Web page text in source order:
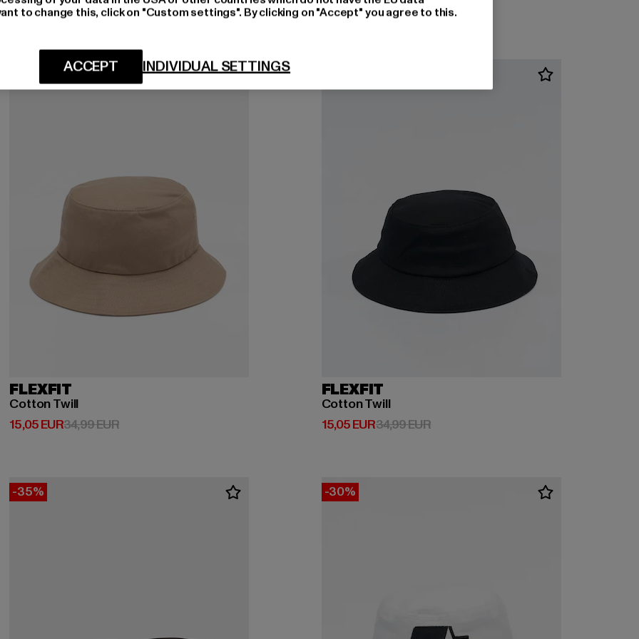
FLEXFIT
Cotton Twill
15,05 EUR
Derzeitiger Preis: 15,05 EUR
34,99 EURAktionspreis: 34,99 EUR
FLEXFIT
Cotton Twill
15,05 EUR
Derzeitiger Preis: 15,05 EUR
34,99 EURAktionspreis: 34,99 EUR
-35% -30%
to change this, click on "Custom settings". By clicking on "Accept" you agree to this.
INDIVIDUAL SETTINGS
ACCEPT